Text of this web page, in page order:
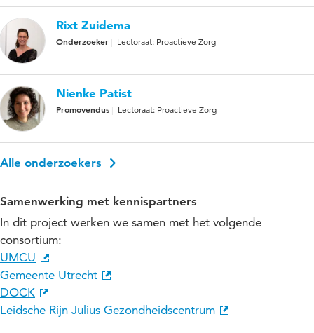
Rixt Zuidema
Onderzoeker Lectoraat: Proactieve Zorg
Nienke Patist
Promovendus Lectoraat: Proactieve Zorg
Alle onderzoekers
Samenwerking met kennispartners
In dit project werken we samen met het volgende
consortium:
UMCU
Gemeente Utrecht
DOCK
Leidsche Rijn Julius Gezondheidscentrum